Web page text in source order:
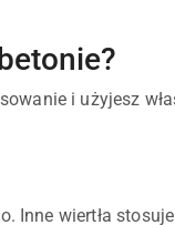
i użyjesz
Inne wiertła